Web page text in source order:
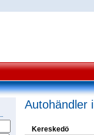
Autohändler
Kereskedö